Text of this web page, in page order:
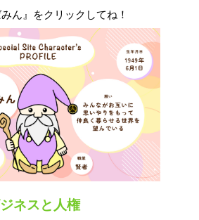
ん』をクリックしてね！
ネスと人権